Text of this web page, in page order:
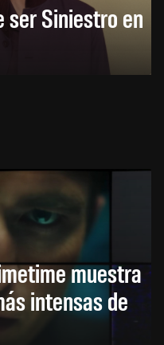
ser Siniestro en
muestra
intensas de